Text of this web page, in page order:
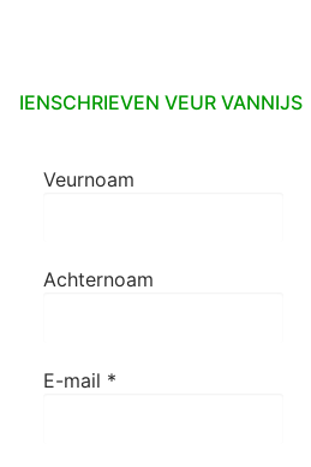
IENSCHRIEVEN VEUR VANNIJS
Veurnoam
Achternoam
E-mail *